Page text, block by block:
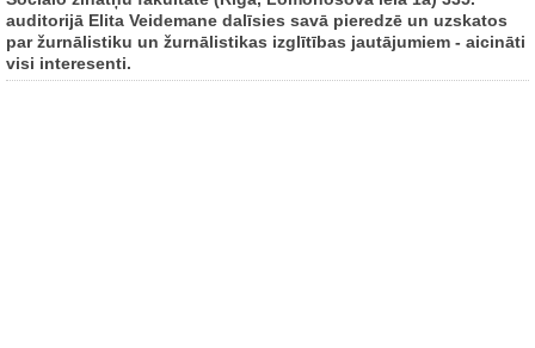
auditorijā Elita Veidemane dalīsies savā pieredzē un uzskatos
par žurnālistiku un žurnālistikas izglītības jautājumiem - aicināti
visi interesenti.